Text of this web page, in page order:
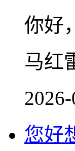
你好
马红
您好